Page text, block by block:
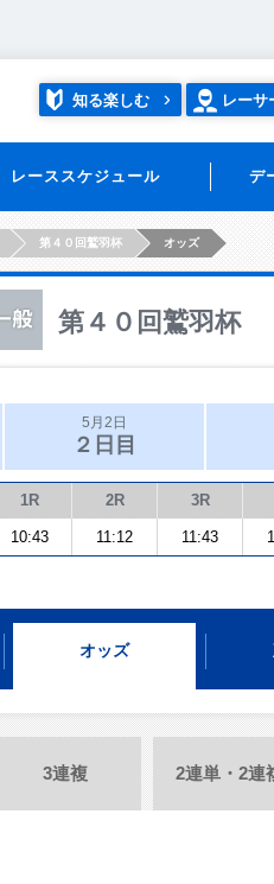
知る楽しむ レーサ
レーススケジュール デ
第４０回鷲羽杯 オッズ
第４０回鷲羽杯
5月2日
２日目
1R 2R 3R
10:43 11:12 11:43
オッズ
3連複 2連単・2連